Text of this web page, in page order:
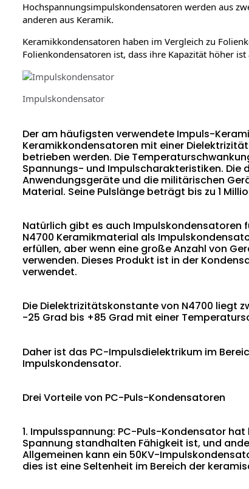
Hochspannungsimpulskondensatoren werden aus
anderen aus Keramik.
Keramikkondensatoren haben im Vergleich zu
Folienkondensatoren ist, dass ihre Kapazität höher
Impulskondensator
Der am häufigsten verwendete Impuls-
Keramikkondensatoren mit einer
betrieben werden. Die
Spannungs- und Impulscharakteristiken.
Anwendungsgeräte und die militärischen
Material. Seine Pulslänge beträgt bis zu 1
Natürlich gibt es auch Impulskondensatoren
N4700 Keramikmaterial als
erfüllen, aber wenn eine große Anzahl von
verwenden. Dieses Produkt ist in der
verwendet.
Die Dielektrizitätskonstante von N4700 liegt
-25 Grad bis +85 Grad mit einer
Daher ist das PC-Impulsdielektrikum im
Impulskondensator.
Drei Vorteile von PC-Puls-Kondensatoren
1. Impulsspannung: PC-Puls-Kondensator
Spannung standhalten Fähigkeit ist, und
Allgemeinen kann ein 50KV-
dies ist eine Seltenheit im Bereich der